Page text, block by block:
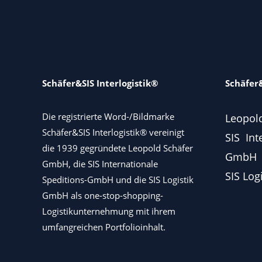
Schäfer&SIS Interlogistik®
Die registrierte Word-/Bildmarke
Schäfer&SIS Interlogistik® vereinigt
die 1939 gegründete Leopold Schäfer
GmbH, die SIS Internationale
Speditions-GmbH und die SIS Logistik
GmbH als one-stop-shopping-
Logistikunternehmung mit ihrem
umfangreichen Portfolioinhalt.
SIS
GmbH
SIS